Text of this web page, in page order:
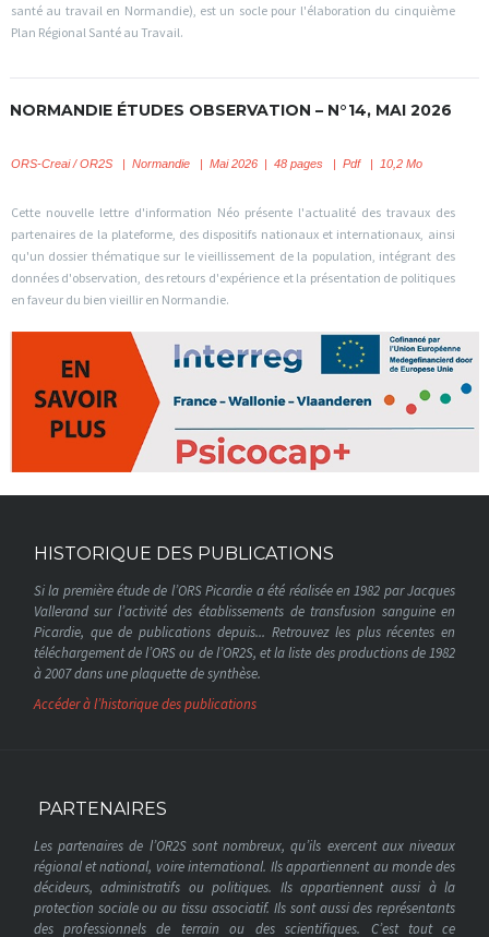
santé au travail en Normandie), est un socle pour l'élaboration du cinquième
Plan Régional Santé au Travail.
NORMANDIE ÉTUDES OBSERVATION – N°14, MAI 2026
ORS-Creai / OR2S | Normandie | Mai 2026 | 48 pages | Pdf | 10,2 Mo
Cette nouvelle lettre d'information Néo présente l'actualité des travaux des
partenaires de la plateforme, des dispositifs nationaux et internationaux, ainsi
qu'un dossier thématique sur le vieillissement de la population, intégrant des
données d'observation, des retours d'expérience et la présentation de politiques
en faveur du bien vieillir en Normandie.
HISTORIQUE DES PUBLICATIONS
Si la première étude de l’ORS Picardie a été réalisée en 1982 par Jacques
Vallerand sur l’activité des établissements de transfusion sanguine en
Picardie, que de publications depuis... Retrouvez les plus récentes en
téléchargement de l’ORS ou de l’OR2S, et la liste des productions de 1982
à 2007 dans une plaquette de synthèse.
Accéder à l’historique des publications
PARTENAIRES
Les partenaires de l’OR2S sont nombreux, qu’ils exercent aux niveaux
régional et national, voire international. Ils appartiennent au monde des
décideurs, administratifs ou politiques. Ils appartiennent aussi à la
protection sociale ou au tissu associatif. Ils sont aussi des représentants
des professionnels de terrain ou des scientifiques. C’est tout ce